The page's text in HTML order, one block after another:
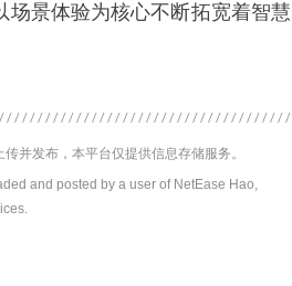
景体验为核心不断拓宽着智慧
并发布，本平台仅提供信息存储服务。
and posted by a user of NetEase Hao,